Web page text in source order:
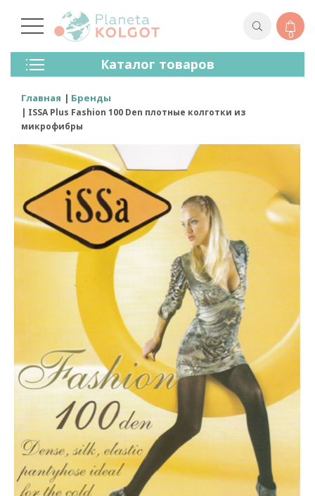
0
Каталог товаров
Колготки
Чулки
Лосины (леггинсы)
Носки И Гольфы
Спортивная Одежда
Для Мужчин
Для Детей
Бренды
Главная Бренды
ISSA Plus Fashion 100 Den плотные колготки из
микрофибры